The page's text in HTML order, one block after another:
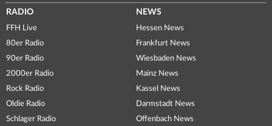
RADIO
FFH Live
80er Radio
90er Radio
2000er Radio
Rock Radio
Oldie Radio
Schlager Radio
NEWS
Hessen News
Frankfurt News
Wiesbaden News
Mainz News
Kassel News
Darmstadt News
Offenbach News